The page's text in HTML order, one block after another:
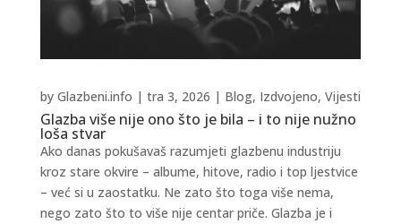
Glazba više nije ono što je bila – i to nije nužno
loša stvar
by Glazbeni.info | tra 3, 2026 | Blog, Izdvojeno, Vijesti
Ako danas pokušavaš razumjeti glazbenu industriju
kroz stare okvire – albume, hitove, radio i top ljestvice
– već si u zaostatku. Ne zato što toga više nema,
nego zato što to više nije centar priče. Glazba je i